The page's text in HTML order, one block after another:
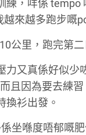
練，咩係
來越多跑步嘅
公里，跑完第
又真係好似
且因為要去練
換衫出發。
坐喺度唔郁嘅肥